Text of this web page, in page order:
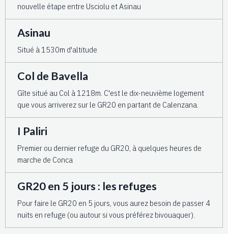
nouvelle étape entre Usciolu et Asinau
Asinau
Situé à 1530m d'altitude
Col de Bavella
Gîte situé au Col à 1218m. C'est le dix-neuvième logement
que vous arriverez sur le GR20 en partant de Calenzana.
I Paliri
Premier ou dernier refuge du GR20, à quelques heures de
marche de Conca
GR20 en 5 jours : les refuges
Pour faire le GR20 en 5 jours, vous aurez besoin de passer 4
nuits en refuge (ou autour si vous préférez bivouaquer).